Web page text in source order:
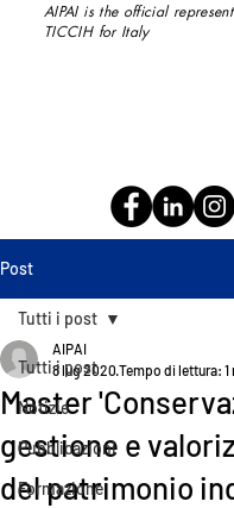
AIPAI is the official
TICCIH for Italy
Post
Tutti i post
Notizie
Pubblicazioni
Formazione
Tutti i post
Master
gestione e
del patrimonio
AIPAI
8 lug 2020 Tempo di lettura: 1